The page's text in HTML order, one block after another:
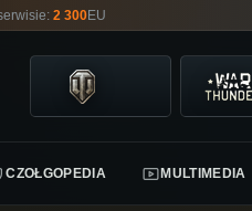
2 300EU
CZOŁGOPEDIA MULTIMEDIA